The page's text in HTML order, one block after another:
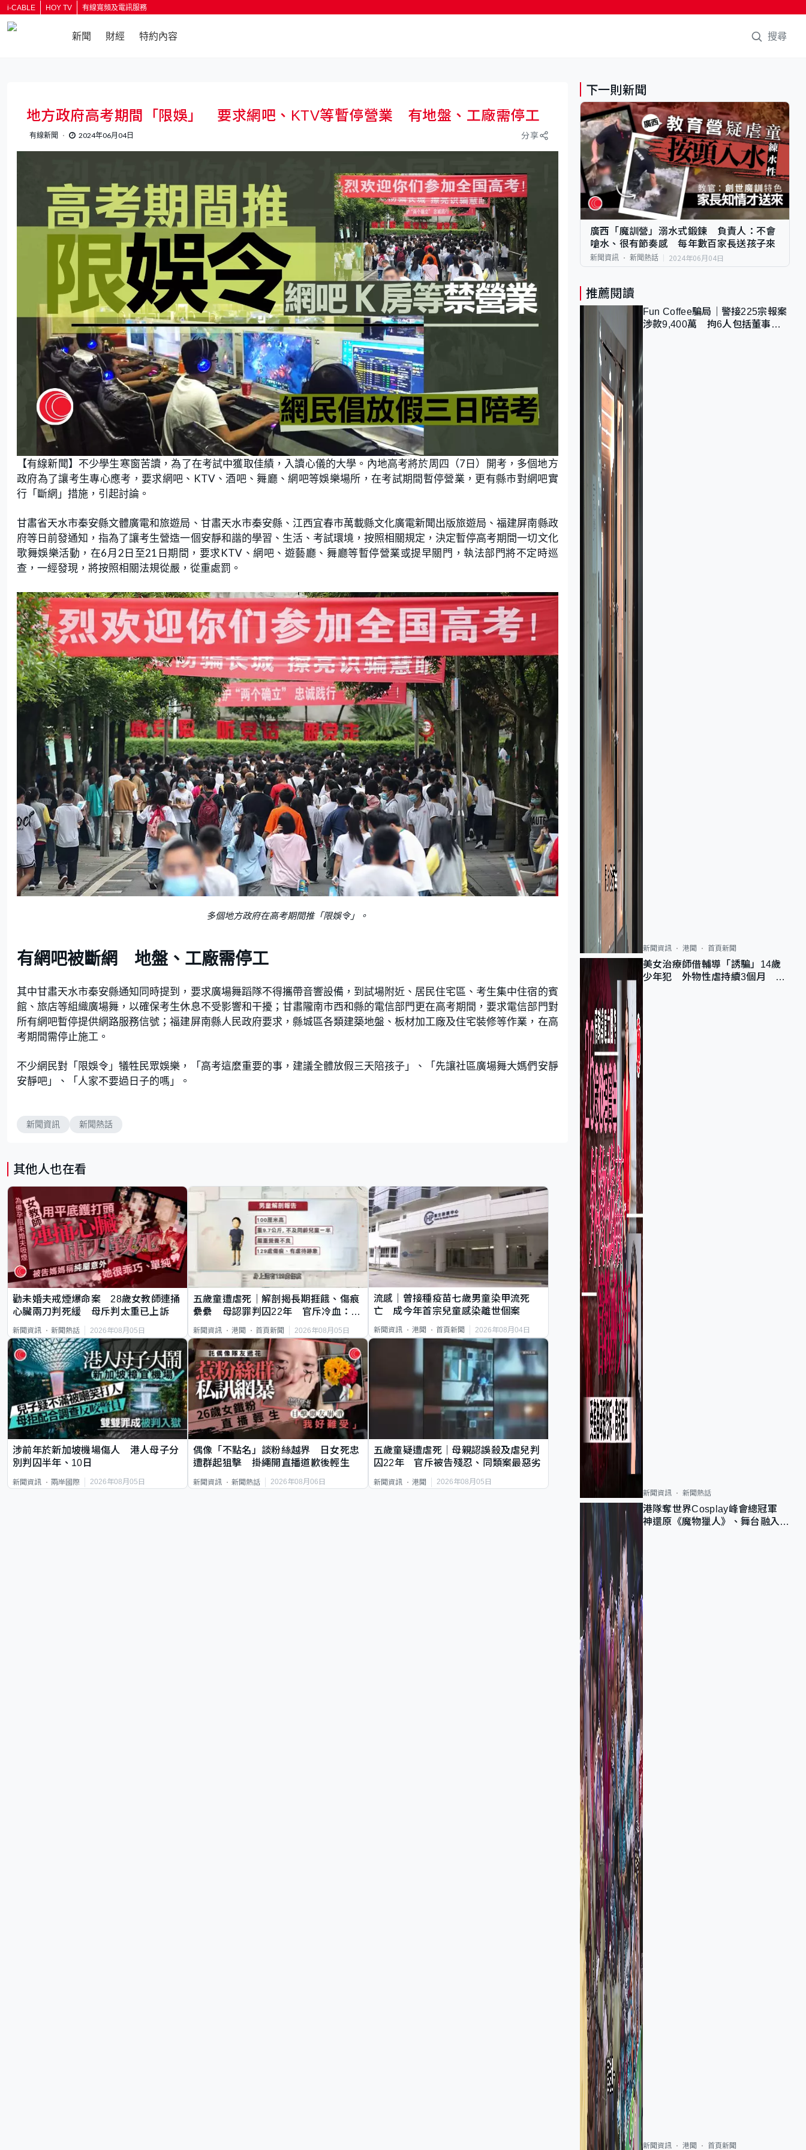
i-CABLE HOY TV 有線寬頻及電訊服務
新聞 財經 特約內容 搜尋
地方政府高考期間「限娛」 要求網吧、KTV等暫停營業 有地盤、工廠需停工
有線新聞 2024年06月04日 分享
【有線新聞】不少學生寒窗苦讀，為了在考試中獲取佳績，入讀心儀的大學。內地高考將於周四（7日）開考，多個地方
政府為了讓考生專心應考，要求網吧、KTV、酒吧、舞廳、網吧等娛樂場所，在考試期間暫停營業，更有縣市對網吧實
行「斷網」措施，引起討論。
甘肅省天水市秦安縣文體廣電和旅遊局、甘肅天水市秦安縣、江西宜春市萬載縣文化廣電新聞出版旅遊局、福建屏南縣政
府等日前發通知，指為了讓考生營造一個安靜和諧的學習、生活、考試環境，按照相關規定，決定暫停高考期間一切文化
歌舞娛樂活動，在6月2日至21日期間，要求KTV、網吧、遊藝廳、舞廳等暫停營業或提早關門，執法部門將不定時巡
查，一經發現，將按照相關法規從嚴，從重處罰。
多個地方政府在高考期間推「限娛令」。
有網吧被斷網 地盤、工廠需停工
其中甘肅天水市秦安縣通知同時提到，要求廣場舞蹈隊不得攜帶音響設備，到試場附近、居民住宅區、考生集中住宿的賓
館、旅店等組織廣場舞，以確保考生休息不受影響和干擾；甘肅隴南市西和縣的電信部門更在高考期間，要求電信部門對
所有網吧暫停提供網路服務信號；福建屏南縣人民政府要求，縣城區各類建築地盤、板材加工廠及住宅裝修等作業，在高
考期間需停止施工。
不少網民對「限娛令」犠牲民眾娛樂，「高考這麼重要的事，建議全體放假三天陪孩子」、「先讓社區廣場舞大媽們安靜
安靜吧」、「人家不要過日子的嗎」。
新聞資訊 新聞熱話
其他人也在看
勸未婚夫戒煙爆命案 28歲女教師連捅
心臟兩刀判死緩 母斥判太重已上訴
新聞資訊 新聞熱話 2026年08月05日
五歲童遭虐死｜解剖揭長期捱餓、傷痕
纍纍 母認罪判囚22年 官斥冷血：同
類案最惡劣
新聞資訊 港聞 首頁新聞 2026年08月05日
流感｜曾接種疫苗七歲男童染甲流死
亡 成今年首宗兒童感染離世個案
新聞資訊 港聞 首頁新聞 2026年08月04日
涉前年於新加坡機場傷人 港人母子分
別判囚半年、10日
新聞資訊 兩岸國際 2026年08月05日
偶像「不點名」談粉絲越界 日女死忠
遭群起狙擊 掛繩開直播道歉後輕生
新聞資訊 新聞熱話 2026年08月06日
五歲童疑遭虐死｜母親認誤殺及虐兒判
囚22年 官斥被告殘忍、同類案最惡劣
新聞資訊 港聞 2026年08月05日
下一則新聞
廣西「魔訓營」溺水式鍛鍊 負責人：不會
嗆水、很有節奏感 每年數百家長送孩子來
新聞資訊 新聞熱話 2024年06月04日
推薦閱讀
Fun Coffee騙局｜警接225宗報案
涉款9,400萬 拘6人包括董事股
新聞資訊 港聞 首頁新聞
美女治療師借輔導「誘騙」14歲
少年犯 外物性虐持續3個月 受
新聞資訊 新聞熱話
港隊奪世界Cosplay峰會總冠軍
神還原《魔物獵人》、舞台融入獅
新聞資訊 港聞 首頁新聞